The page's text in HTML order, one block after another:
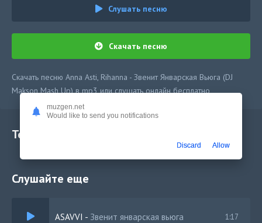
Слушать песню
Скачать песню
Скачать песню Anna Asti, Rihanna - Звенит Январская Вьюга (DJ
Makson Mash Up) в mp3 или слушать онлайн бесплатно
Текст песни
Слушайте еще
ASAVVI - Звенит январская вьюга 1:17
muzgen.net
Would like to send you notifications
Discard Allow